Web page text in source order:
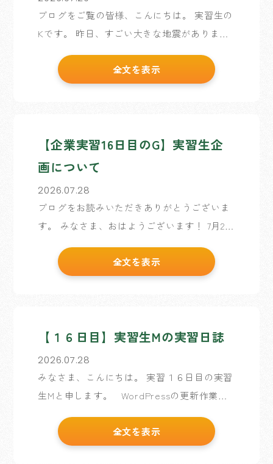
ブログをご覧の皆様、こんにちは。 実習生の
Kです。 昨日、すごい大きな地震がありまし
猛暑の中に自由に電気や水か使えない熊本県
の方が心配です。 改めて、日ごろからの備え
全文を表示
【企業実習16日目のG】実習生企
画について
2026.07.28
ブログをお読みいただきありがとうございま
す。 みなさま、おはようございます！ 7月2日
申します！ 企業実習も、今日を含めて残り3
日となりましたので、今回は、実習期 […]
全文を表示
【１６日目】実習生Mの実習日誌
2026.07.28
みなさま、こんにちは。 実習１６日目の実習
生Mと申します。 WordPressの更新作業で
今日と明日の２日間で作業を終わらせる必要
があるので、なんとか頑張って課題分 […]
全文を表示